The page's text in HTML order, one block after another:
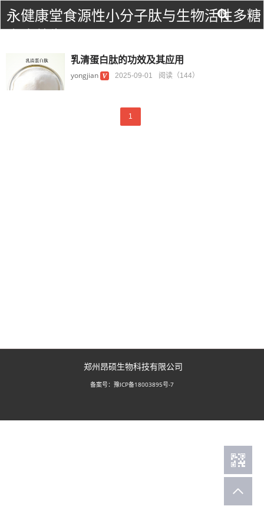
永健康堂食源性小分子肽与生物活性多糖
乳清蛋白肽的功效及其应用
yongjian 2025-09-01 阅读（144）
1
郑州昂硕生物科技有限公司
备案号： 豫ICP备18003895号-7